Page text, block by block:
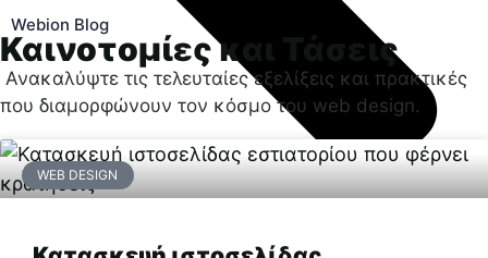
Webion Blog
Καινοτομίες και Τάσεις
Ανακαλύψτε τις τελευταίες εξελίξεις και πρακτικές
που διαμορφώνουν τον κόσμο του web design.
WEB DESIGN